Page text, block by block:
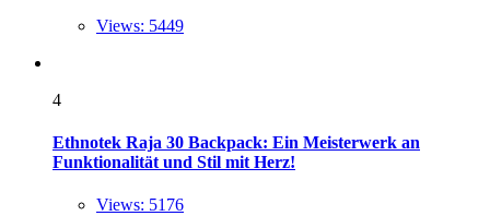
Views: 5449
4
Ethnotek Raja 30 Backpack: Ein Meisterwerk an
Funktionalität und Stil mit Herz!
Views: 5176